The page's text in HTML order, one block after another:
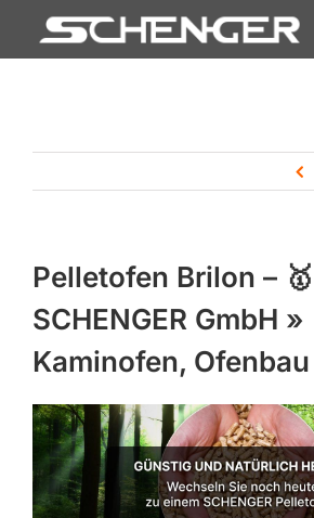
Inhalt
HÄNDLERSUCHE
UNTERNEHMEN
PROFIL
WARENKORB
PRODUCTS
SEARCH
Pelletofen Brilon – 🥇
SCHENGER GmbH »
Kaminofen, Ofenbau